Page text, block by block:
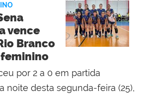
vence
Branco
por 2 a 0 em partida
noite desta segunda-feira (25),